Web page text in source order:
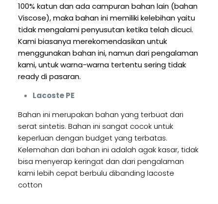
100% katun dan ada campuran bahan lain (bahan
Viscose), maka bahan ini memiliki kelebihan yaitu
tidak mengalami penyusutan ketika telah dicuci.
Kami biasanya merekomendasikan untuk
menggunakan bahan ini, namun dari pengalaman
kami, untuk warna-warna tertentu sering tidak
ready di pasaran.
Lacoste PE
Bahan ini merupakan bahan yang terbuat dari
serat sintetis. Bahan ini sangat cocok untuk
keperluan dengan budget yang terbatas.
Kelemahan dari bahan ini adalah agak kasar, tidak
bisa menyerap keringat dan dari pengalaman
kami lebih cepat berbulu dibanding lacoste
cotton